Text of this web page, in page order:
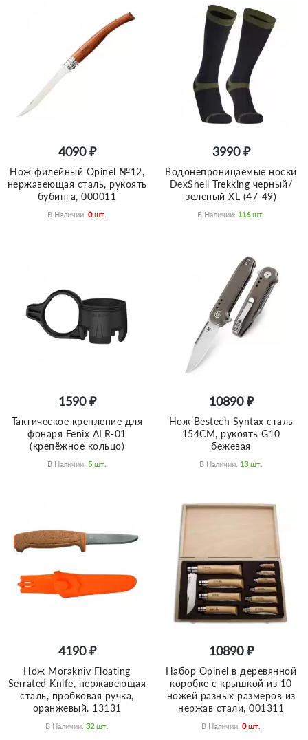
4090 ₽
Нож филейный Opinel №12,
нержавеющая сталь, рукоять
бубинга, 000011
В Наличии: 0 Шт.
3990 ₽
Водонепроницаемые носки
DexShell Trekking черный/
зеленый XL (47-49)
В Наличии: 116 Шт.
1590 ₽
Тактическое крепление для
фонаря Fenix ALR-01
(крепёжное кольцо)
В Наличии: 5 Шт.
10890 ₽
Нож Bestech Syntax сталь
154CM, рукоять G10
бежевая
В Наличии: 13 Шт.
4190 ₽
Нож Morakniv Floating
Serrated Knife, нержавеющая
сталь, пробковая ручка,
оранжевый. 13131
В Наличии: 32 Шт.
10890 ₽
Набор Opinel в деревянной
коробке с крышкой из 10
ножей разных размеров из
нержав стали, 001311
В Наличии: 0 Шт.